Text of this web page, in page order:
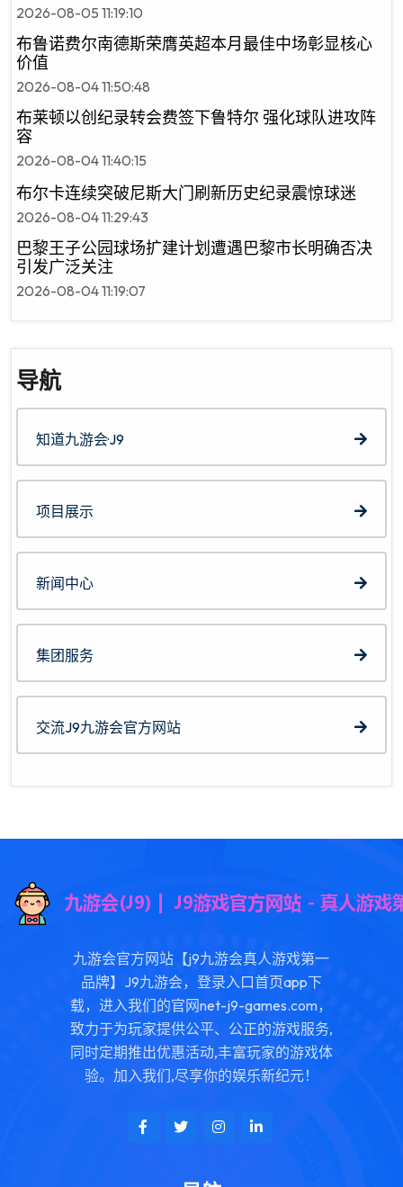
2026-08-05 11:19:10
布鲁诺费尔南德斯荣膺英超本月最佳中场彰显核心
价值
2026-08-04 11:50:48
布莱顿以创纪录转会费签下鲁特尔 强化球队进攻阵
容
2026-08-04 11:40:15
布尔卡连续突破尼斯大门刷新历史纪录震惊球迷
2026-08-04 11:29:43
巴黎王子公园球场扩建计划遭遇巴黎市长明确否决
引发广泛关注
2026-08-04 11:19:07
导航
知道九游会·J9
项目展示
新闻中心
集团服务
交流J9九游会官方网站
九游会官方网站【j9九游会真人游戏第一
品牌】J9九游会，登录入口首页app下
载，进入我们的官网net-j9-games.com，
致力于为玩家提供公平、公正的游戏服务,
同时定期推出优惠活动,丰富玩家的游戏体
验。加入我们,尽享你的娱乐新纪元！